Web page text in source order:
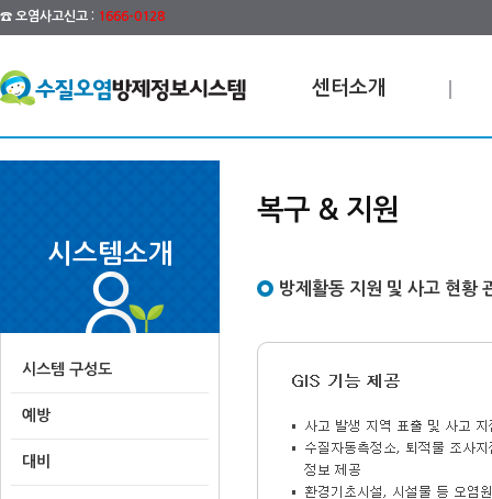
☎ 오염사고신고 : 1666-0128
센터소개
시스템소개
시스템 구성도
예방
대비
복구 & 지원
방제활동 지원 및 사고 현황